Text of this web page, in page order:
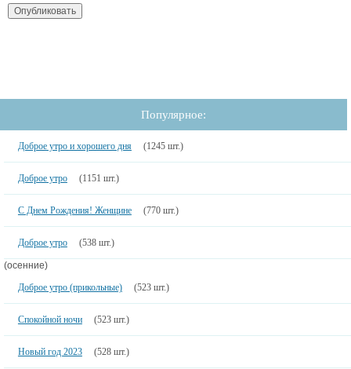
Популярное:
Доброе утро и хорошего дня (1245 шт.)
Доброе утро (1151 шт.)
С Днем Рождения! Женщине (770 шт.)
Доброе утро (538 шт.)
(осенние)
Доброе утро (прикольные)
(523 шт.)
Спокойной ночи (523 шт.)
Новый год 2023 (528 шт.)